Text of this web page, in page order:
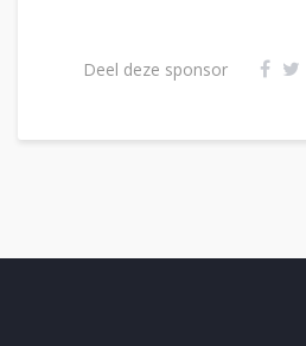
Deel deze sponsor